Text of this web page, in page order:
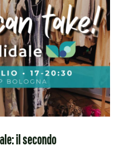
il secondo